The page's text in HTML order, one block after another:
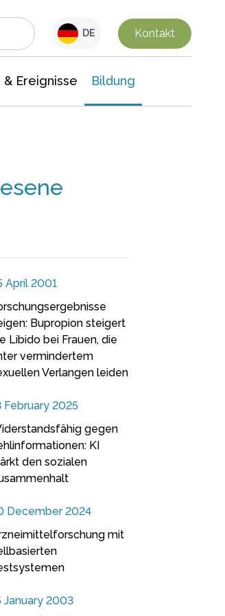
DE Kontakt
& Ereignisse Bildung
April 2001
Bupropion steigert
Libido bei Frauen, die
vermindertem
Verlangen leiden
February 2025
gegen
KI
den sozialen
December 2024
mit
January 2003